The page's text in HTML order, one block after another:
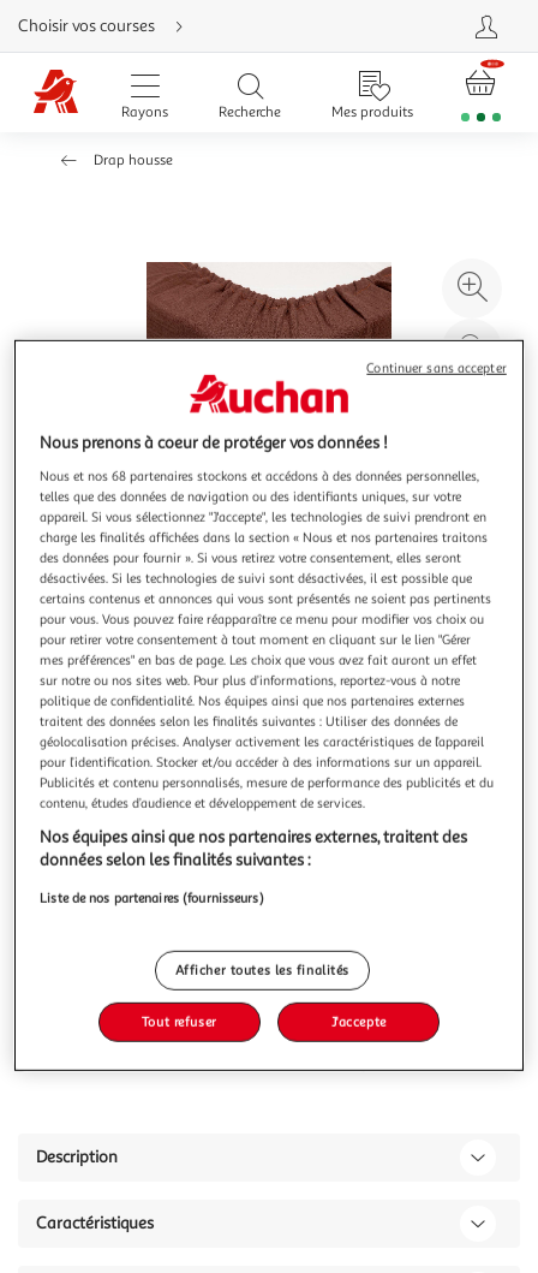
Aller
directement
au
contenu
Aller
directement
Aller
Choisir vos courses
Rayons Recherche Mes produits
Drap housse
à
Illustration
précédente
Illustration
suivante
ATMOSPHERA
Drap housse en gaze de coton flora 140x190cm
marron
Informations Techniques : Dimensions : L. 190 x l. 140 x H.
0,5 cm Bonnet : H. 30 cm Matière : Gaze de Coton (144
fils/cm2) Spécificités : Tendance & Confortable Drap housse
Pour 2 personnes Design unicolore Double couche de gaze
de coton Label Oeko-Tex Lavable en machine à 40° Poids :
0,77 kg Cou
En savoir +
Vendu parParis Prix
Livr. ou retrait dès 3/4 jours
Plus d'options
Paris Prix
Ajouter au panier
Description
Caractéristiques
Nous prenons à coeur de protéger vos données !
Nous et nos 68 partenaires stockons et accédons à des données personnelles,
telles que des données de navigation ou des identifiants uniques, sur votre
appareil. Si vous sélectionnez "J'accepte", les technologies de suivi prendront en
charge les finalités affichées dans la section « Nous et nos partenaires traitons
des données pour fournir ». Si vous retirez votre consentement, elles seront
désactivées. Si les technologies de suivi sont désactivées, il est possible que
certains contenus et annonces qui vous sont présentés ne soient pas pertinents
pour vous. Vous pouvez faire réapparaître ce menu pour modifier vos choix ou
pour retirer votre consentement à tout moment en cliquant sur le lien "Gérer
mes préférences" en bas de page. Les choix que vous avez fait auront un effet
sur notre ou nos sites web. Pour plus d’informations, reportez-vous à notre
politique de confidentialité. Nos équipes ainsi que nos partenaires externes
traitent des données selon les finalités suivantes : Utiliser des données de
géolocalisation précises. Analyser activement les caractéristiques de l’appareil
pour l’identification. Stocker et/ou accéder à des informations sur un appareil.
Publicités et contenu personnalisés, mesure de performance des publicités et du
contenu, études d’audience et développement de services.
Nos équipes ainsi que nos partenaires externes, traitent des
données selon les finalités suivantes :
Liste de nos partenaires (fournisseurs)
Afficher toutes les finalités
Tout refuser J'accepte
Continuer sans accepter